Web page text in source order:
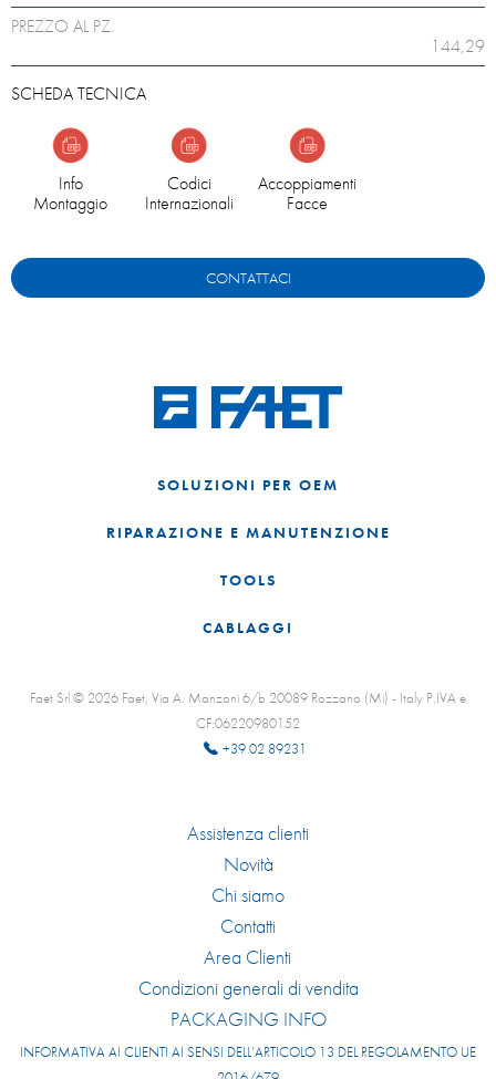
PREZZO AL PZ.
144,29
SCHEDA TECNICA
Info
Montaggio
Codici
Internazionali
Accoppiamenti
Facce
CONTATTACI
SOLUZIONI PER OEM
RIPARAZIONE E MANUTENZIONE
TOOLS
CABLAGGI
Faet Srl © 2026 Faet, Via A. Manzoni 6/b 20089 Rozzano (Mi) - Italy P.IVA e
CF:06220980152
+39 02 89231
Assistenza clienti
Novità
Chi siamo
Contatti
Area Clienti
Condizioni generali di vendita
PACKAGING INFO
INFORMATIVA AI CLIENTI AI SENSI DELL’ARTICOLO 13 DEL REGOLAMENTO UE